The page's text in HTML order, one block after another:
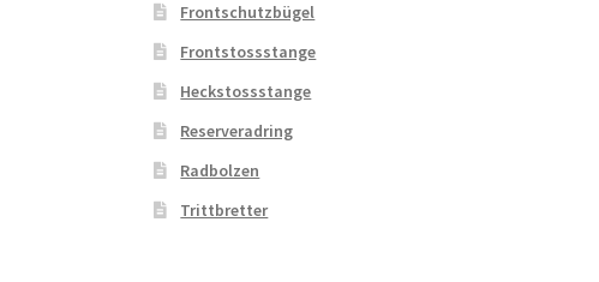
Frontschutzbügel
Frontstossstange
Heckstossstange
Reserveradring
Radbolzen
Trittbretter